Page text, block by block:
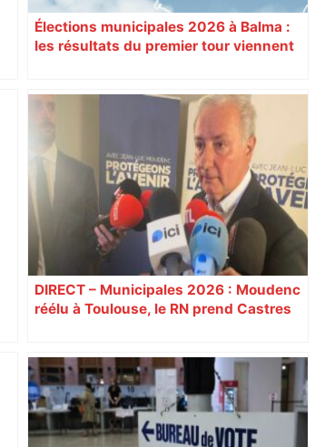
Élections municipales 2026 à Balma :
les résultats du premier tour viennent
DIRECT – Municipales 2026 : Moudenc
réélu à Toulouse, le RN prend Castres